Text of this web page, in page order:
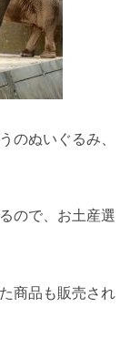
のぬいぐるみ、
ので、お土産選
商品も販売され